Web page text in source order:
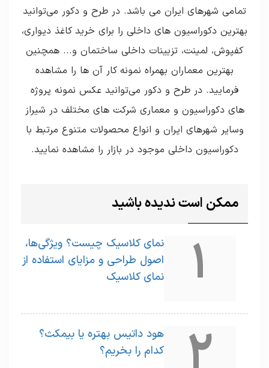
تمامی شهرهای ایران می باشد. در طرح و دکور می‌توانید
بهترین دکوراسیون های داخلی را برای خرید کاغذ دیواری،
کفپوش، لمینت، تزیینات داخلی ساختمان و... همچنین
بهترین معماران بهمراه نمونه کار آن ها را مشاهده
فرمایید. در طرح و دکور می‌توانید عکس نمونه پروژه
های دکوراسیون و معماری شرکت های مختلف در شیراز
وسایر شهرهای ایران و انواع محصولات متنوع مرتبط با
دکوراسیون داخلی موجود در بازار را مشاهده نمایید.
ممکن است ندیده باشید
1
نمای کلاسیک چیست؟ ویژگی‌ها،
اصول طراحی و مزایای استفاده از
نمای کلاسیک
هود داتیس بهتره یا بیمکث؟
کدام را بخریم؟